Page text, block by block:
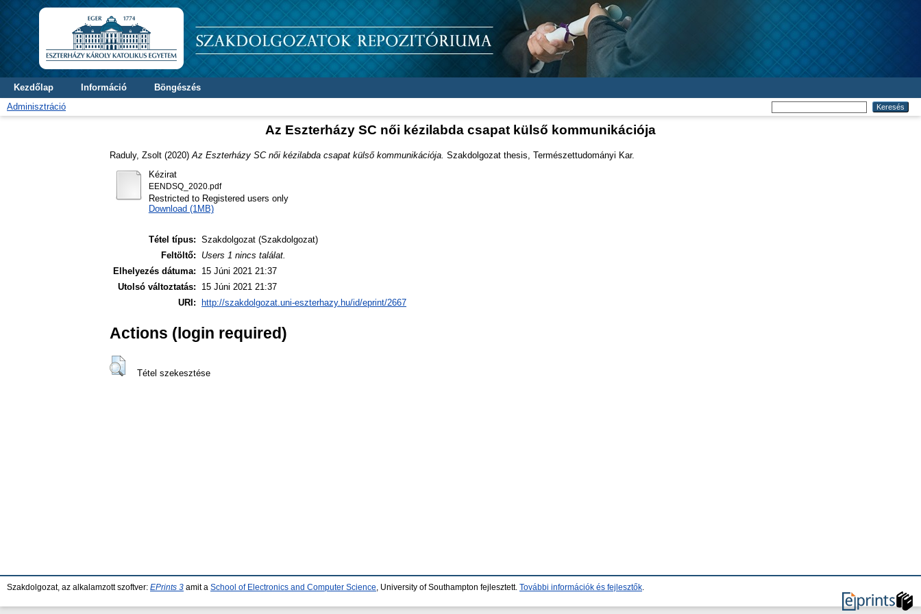
Kezdőlap Információ
Böngészés
Adminisztráció
Az Eszterházy SC női kézilabda csapat külső kommunikációja
Raduly, Zsolt (2020) Az Eszterházy SC női kézilabda csapat külső kommunikációja. Szakdolgozat thesis, Természettudományi Kar.
Kézirat
EENDSQ_2020.pdf
Restricted to Registered users only
Download (1MB)
Tétel típus: Szakdolgozat (Szakdolgozat)
Feltöltő:
Users 1 nincs találat.
Elhelyezés dátuma:
15 Júni 2021 21:37
Utolsó változtatás:
15 Júni 2021 21:37
URI:
http://szakdolgozat.uni-eszterhazy.hu/id/eprint/2667
Actions (login required)
Tétel szekesztése
Szakdolgozat, az alkalamzott szoftver: EPrints 3 amit a School of Electronics and Computer Science , University of Southampton fejlesztett. További információk és fejlesztők